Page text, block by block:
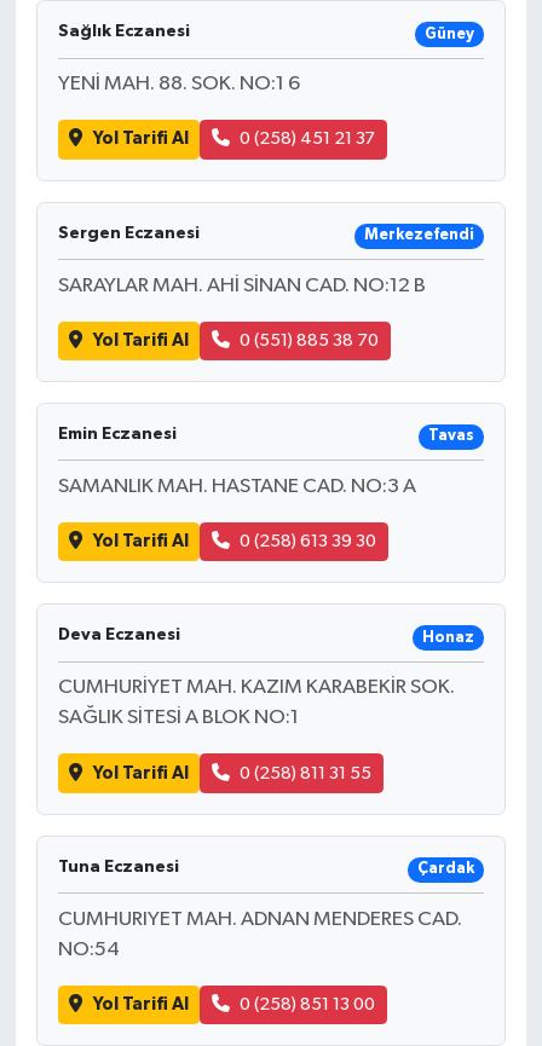
Sağlık Eczanesi Güney
YENİ MAH. 88. SOK. NO:1 6
Yol Tarifi Al 0 (258) 451 21 37
Sergen Eczanesi Merkezefendi
SARAYLAR MAH. AHİ SİNAN CAD. NO:12 B
Yol Tarifi Al 0 (551) 885 38 70
Emin Eczanesi Tavas
SAMANLIK MAH. HASTANE CAD. NO:3 A
Yol Tarifi Al 0 (258) 613 39 30
Deva Eczanesi Honaz
CUMHURİYET MAH. KAZIM KARABEKİR SOK.
SAĞLIK SİTESİ A BLOK NO:1
Yol Tarifi Al 0 (258) 811 31 55
Tuna Eczanesi Çardak
CUMHURIYET MAH. ADNAN MENDERES CAD.
NO:54
Yol Tarifi Al 0 (258) 851 13 00